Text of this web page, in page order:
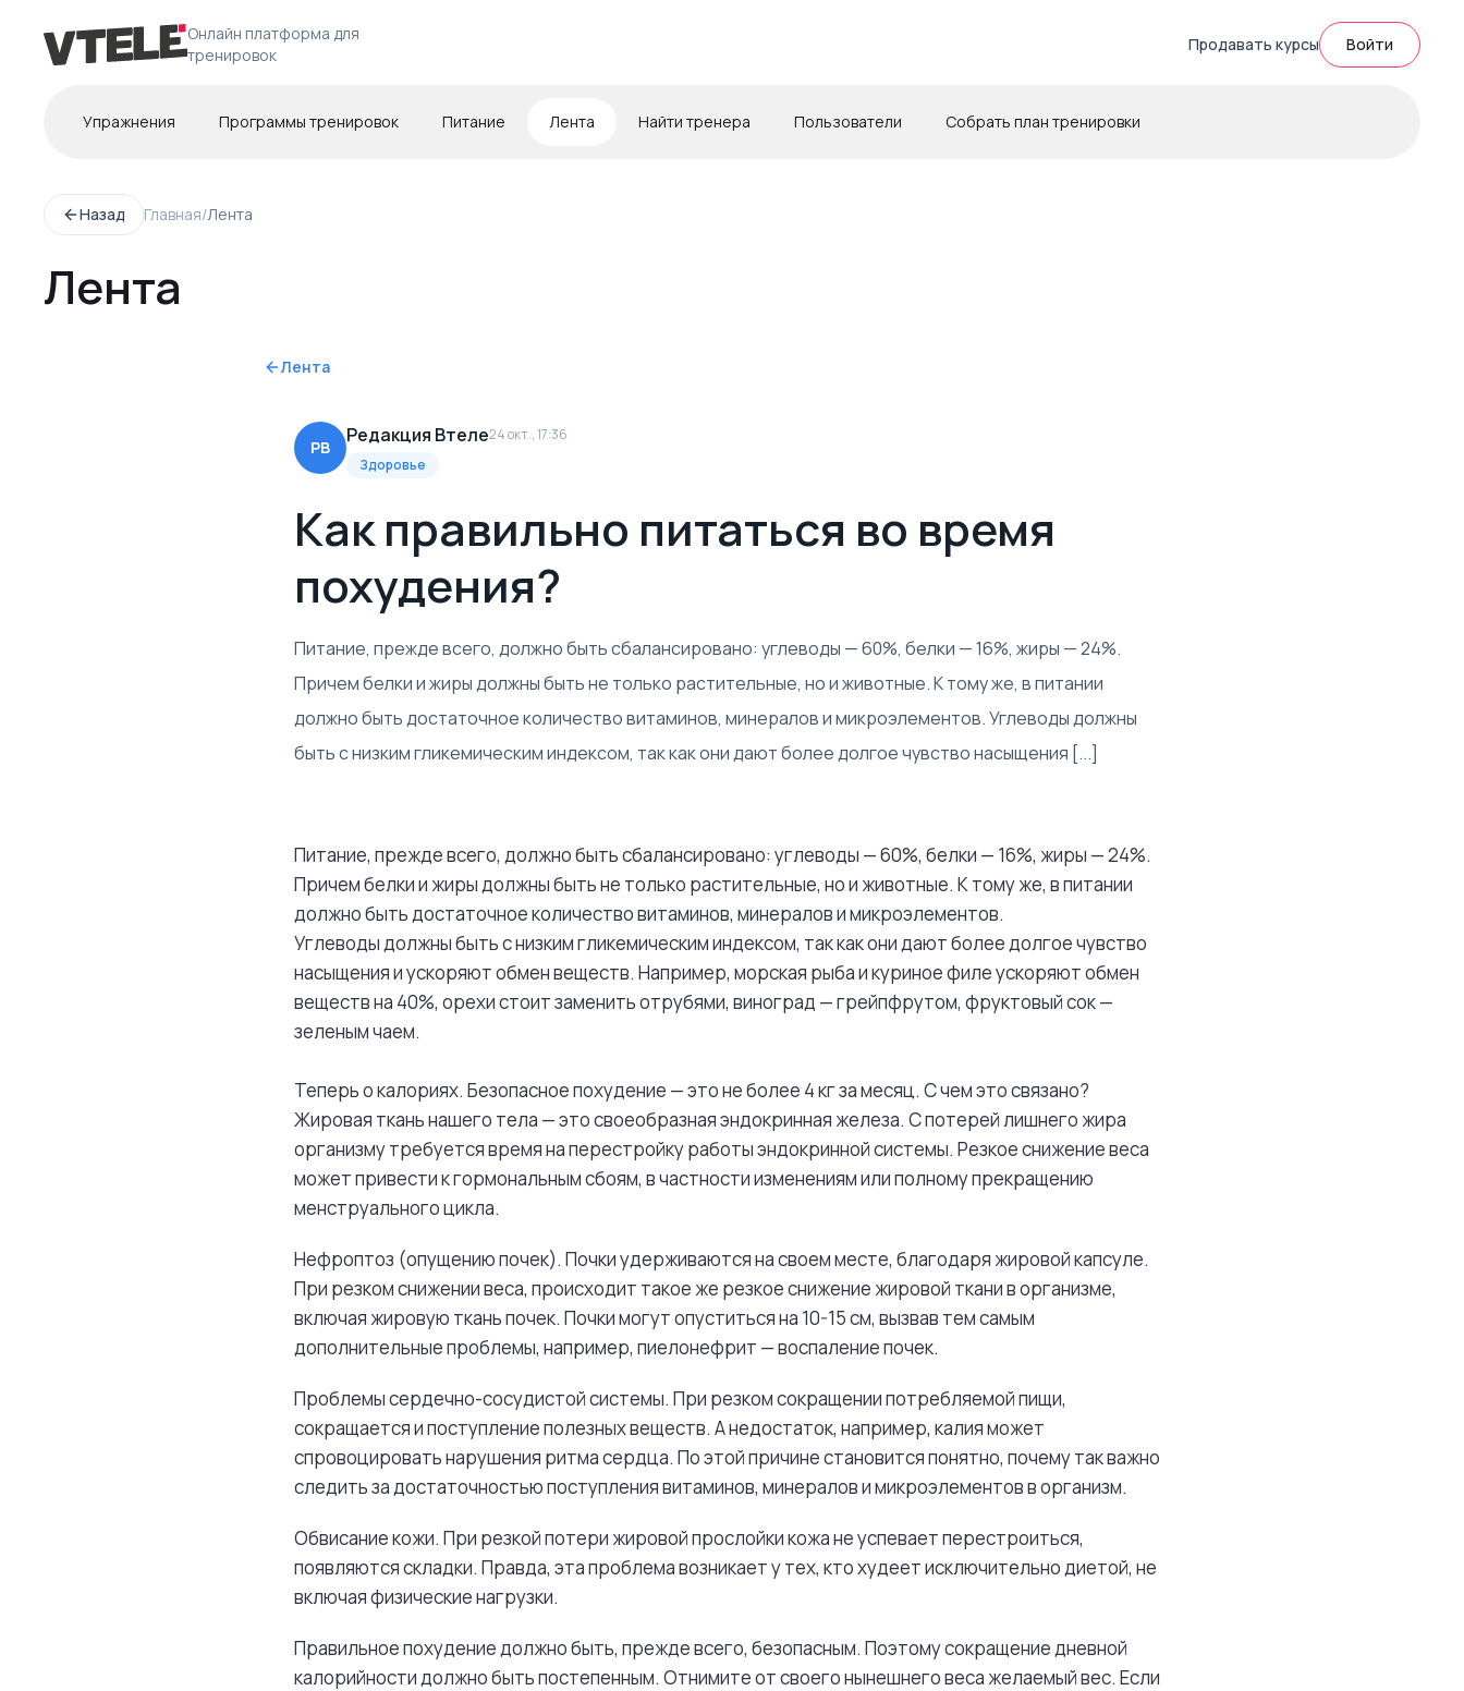
Онлайн платформа для
тренировок
Продавать курсы Войти
Упражнения Программы тренировок Питание Лента Найти тренера Пользователи Собрать план тренировки
Назад Главная/Лента
Лента
Лента
РВ
Редакция Втеле24 окт., 17:36
Здоровье
Как правильно питаться во время
похудения?
Питание, прежде всего, должно быть сбалансировано: углеводы — 60%, белки — 16%, жиры — 24%.
Причем белки и жиры должны быть не только растительные, но и животные. К тому же, в питании
должно быть достаточное количество витаминов, минералов и микроэлементов. Углеводы должны
быть с низким гликемическим индексом, так как они дают более долгое чувство насыщения [...]
Питание, прежде всего, должно быть сбалансировано: углеводы — 60%, белки — 16%, жиры — 24%.
Причем белки и жиры должны быть не только растительные, но и животные. К тому же, в питании
должно быть достаточное количество витаминов, минералов и микроэлементов.
Углеводы должны быть с низким гликемическим индексом, так как они дают более долгое чувство
насыщения и ускоряют обмен веществ. Например, морская рыба и куриное филе ускоряют обмен
веществ на 40%, орехи стоит заменить отрубями, виноград — грейпфрутом, фруктовый сок —
зеленым чаем.
Теперь о калориях. Безопасное похудение — это не более 4 кг за месяц. С чем это связано?
Жировая ткань нашего тела — это своеобразная эндокринная железа. С потерей лишнего жира
организму требуется время на перестройку работы эндокринной системы. Резкое снижение веса
может привести к гормональным сбоям, в частности изменениям или полному прекращению
менструального цикла.
Нефроптоз (опущению почек). Почки удерживаются на своем месте, благодаря жировой капсуле.
При резком снижении веса, происходит такое же резкое снижение жировой ткани в организме,
включая жировую ткань почек. Почки могут опуститься на 10-15 см, вызвав тем самым
дополнительные проблемы, например, пиелонефрит — воспаление почек.
Проблемы сердечно-сосудистой системы. При резком сокращении потребляемой пищи,
сокращается и поступление полезных веществ. А недостаток, например, калия может
спровоцировать нарушения ритма сердца. По этой причине становится понятно, почему так важно
следить за достаточностью поступления витаминов, минералов и микроэлементов в организм.
Обвисание кожи. При резкой потери жировой прослойки кожа не успевает перестроиться,
появляются складки. Правда, эта проблема возникает у тех, кто худеет исключительно диетой, не
включая физические нагрузки.
Правильное похудение должно быть, прежде всего, безопасным. Поэтому сокращение дневной
калорийности должно быть постепенным. Отнимите от своего нынешнего веса желаемый вес. Если